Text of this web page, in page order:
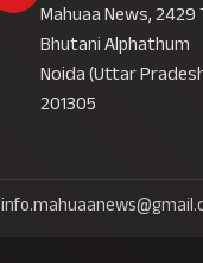
Mahuaa News, 2429
Bhutani Alphathum
Noida (Uttar
201305